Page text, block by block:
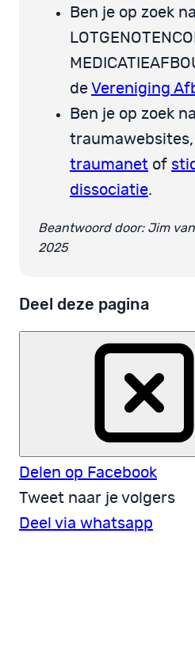
Ben je op zoek
de Vereniging
Ben je op zoek
traumawebsites,
traumanet of
dissociatie.
Beantwoord door: Jim
2025
Deel deze pagina
Delen op Facebook
Tweet naar je volgers
Deel via whatsapp